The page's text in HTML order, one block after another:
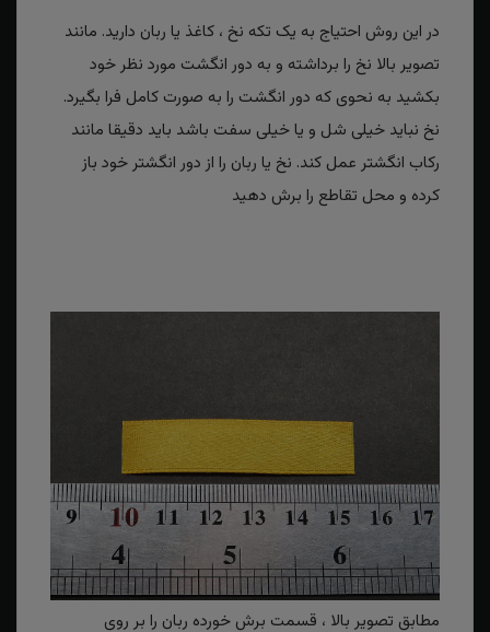
در این روش احتیاج به یک تکه نخ ، کاغذ یا ربان دارید. مانند
تصویر بالا نخ را برداشته و به دور انگشت مورد نظر خود
بکشید به نحوی که دور انگشت را به صورت کامل فرا بگیرد.
نخ نباید خیلی شل و یا خیلی سفت باشد باید دقیقا مانند
رکاب انگشتر عمل کند. نخ یا ربان را از دور انگشتر خود باز
کرده و محل تقاطع را برش دهید
مطابق تصویر بالا ، قسمت برش خورده ربان را بر روی